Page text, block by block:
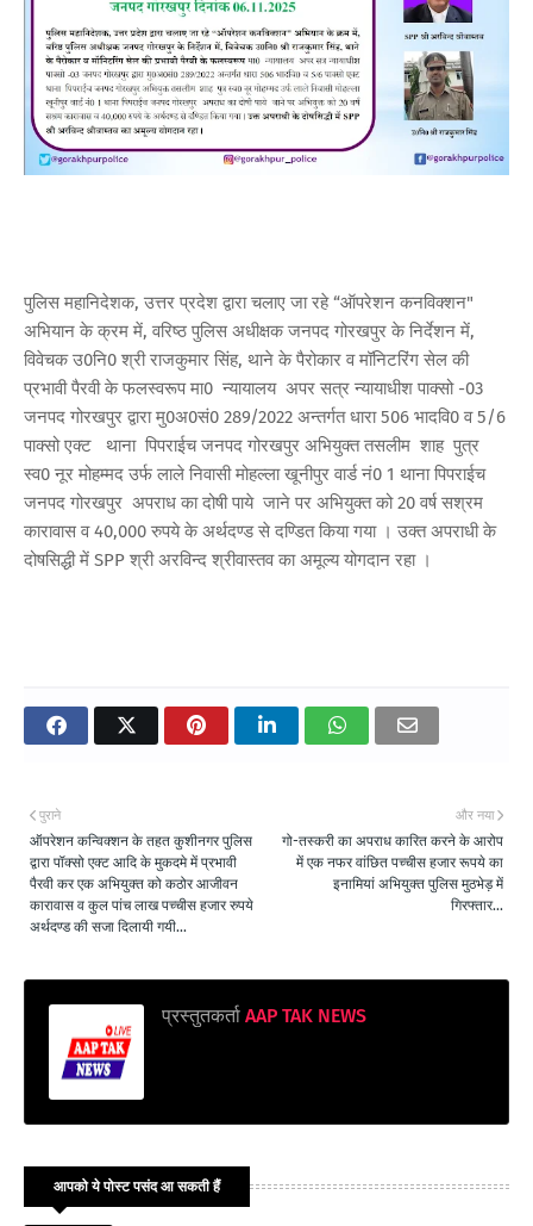
पुलिस महानिदेशक, उत्तर प्रदेश द्वारा चलाए जा रहे “ऑपरेशन कनविक्शन"
अभियान के क्रम में, वरिष्ठ पुलिस अधीक्षक जनपद गोरखपुर के निर्देशन में,
विवेचक उ0नि0 श्री राजकुमार सिंह, थाने के पैरोकार व मॉनिटरिंग सेल की
प्रभावी पैरवी के फलस्वरूप मा0 न्यायालय अपर सत्र न्यायाधीश पाक्सो -03
जनपद गोरखपुर द्वारा मु0अ0सं0 289/2022 अन्तर्गत धारा 506 भादवि0 व 5/6
पाक्सो एक्ट थाना पिपराईच जनपद गोरखपुर अभियुक्त तसलीम शाह पुत्र
स्व0 नूर मोहम्मद उर्फ लाले निवासी मोहल्ला खूनीपुर वार्ड नं0 1 थाना पिपराईच
जनपद गोरखपुर अपराध का दोषी पाये जाने पर अभियुक्त को 20 वर्ष सश्रम
कारावास व 40,000 रुपये के अर्थदण्ड से दण्डित किया गया । उक्त अपराधी के
दोषसिद्धी में SPP श्री अरविन्द श्रीवास्तव का अमूल्य योगदान रहा ।
और नया
गो-तस्करी का अपराध कारित करने के आरोप
में एक नफर वांछित पच्चीस हजार रूपये का
इनामियां अभियुक्त पुलिस मुठभेड़ में
गिरफ्तार...
पुराने
ऑपरेशन कन्विक्शन के तहत कुशीनगर पुलिस
द्वारा पॉक्सो एक्ट आदि के मुकदमे में प्रभावी
पैरवी कर एक अभियुक्त को कठोर आजीवन
कारावास व कुल पांच लाख पच्चीस हजार रुपये
अर्थदण्ड की सजा दिलायी गयी...
प्रस्तुतकर्ता AAP TAK NEWS
आपको ये पोस्ट पसंद आ सकती हैं